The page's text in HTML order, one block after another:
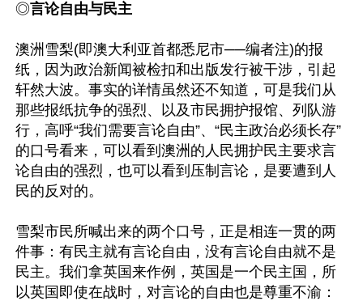
◎言论自由与民主
澳洲雪梨(即澳大利亚首都悉尼市──编者注)的报
纸，因为政治新闻被检扣和出版发行被干涉，引起
轩然大波。事实的详情虽然还不知道，可是我们从
那些报纸抗争的强烈、以及市民拥护报馆、列队游
行，高呼“我们需要言论自由”、“民主政治必须长存”
的口号看来，可以看到澳洲的人民拥护民主要求言
论自由的强烈，也可以看到压制言论，是要遭到人
民的反对的。
雪梨市民所喊出来的两个口号，正是相连一贯的两
件事：有民主就有言论自由，没有言论自由就不是
民主。我们拿英国来作例，英国是一个民主国，所
以英国即使在战时，对言论的自由也是尊重不渝：